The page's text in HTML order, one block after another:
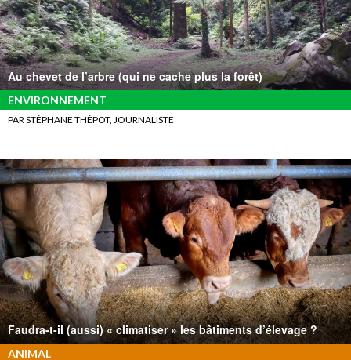
Au chevet de l’arbre (qui ne cache plus la forêt)
ENVIRONNEMENT
PAR STÉPHANE THÉPOT, JOURNALISTE
Faudra-t-il (aussi) « climatiser » les bâtiments d’élevage ?
ANIMAL